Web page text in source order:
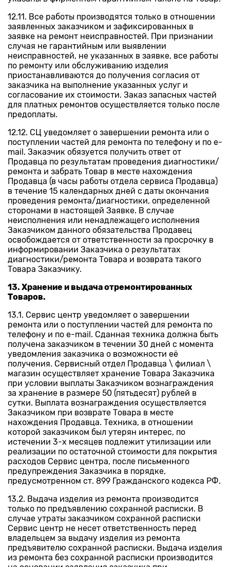
12.11. Все работы производятся только в отношении
заявленных заказчиком и зафиксированных в
заявке на ремонт неисправностей. При признании
случая не гарантийным или выявлении
неисправностей, не указанных в заявке, все работы
по ремонту или обслуживанию изделия
приостанавливаются до получения согласия от
заказчика на выполнение указанных услуг и
согласование их стоимости. Заказ запасных частей
для платных ремонтов осуществляется только после
предоплаты.
12.12. СЦ уведомляет о завершении ремонта или о
поступлении частей для ремонта по телефону и по e-
mail. Заказчик обязуется получить ответ от
Продавца по результатам проведения диагностики/
ремонта и забрать Товар в месте нахождения
Продавца (в часы работы отдела сервиса Продавца)
в течение 15 календарных дней с даты окончания
проведения ремонта/диагностики, определенной
сторонами в настоящей Заявке. В случае
неисполнения или ненадлежащего исполнения
Заказчиком данного обязательства Продавец
освобождается от ответственности за просрочку в
информировании Заказчика о результатах
диагностики/ремонта Товара и возврата такого
Товара Заказчику.
13. Хранение и выдача отремонтированных
Товаров.
13.1. Сервис центр уведомляет о завершении
ремонта или о поступлении частей для ремонта по
телефону и по e-mail. Сданная техника должна быть
получена заказчиком в течении 30 дней с момента
уведомления заказчика о возможности её
получения. Сервисный отдел Продавца \ филиал \
магазин осуществляет хранение Товара Заказчика
при условии выплаты Заказчиком вознаграждения
за хранение в размере 50 (пятьдесят) рублей в
сутки. Выплата вознаграждения осуществляется
Заказчиком при возврате Товара в месте
нахождения Продавца. Техника, в отношении
которой заказчиком был утерян интерес, по
истечении 3-х месяцев подлежит утилизации или
реализации по остаточной стоимости для покрытия
расходов Сервис центра, после письменного
предупреждения Заказчика в порядке,
предусмотренном ст. 899 Гражданского кодекса РФ.
13.2. Выдача изделия из ремонта производится
только по предъявлению сохранной расписки. В
случае утраты заказчиком сохранной расписки
Сервис центр не несет ответственность перед
владельцем за выдачу изделия из ремонта
предъявителю сохранной расписки. Выдача изделия
из ремонта без сохранной расписки производится